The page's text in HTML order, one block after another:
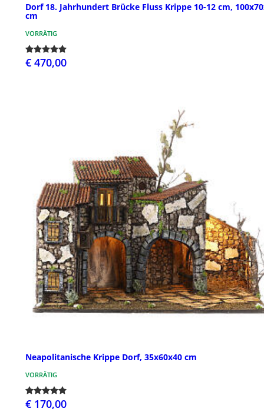
Dorf 18. Jahrhundert Brücke Fluss Krippe 10-12 cm,
cm
VORRÄTIG
€ 470,00
Neapolitanische Krippe Dorf, 35x60x40 cm
VORRÄTIG
€ 170,00